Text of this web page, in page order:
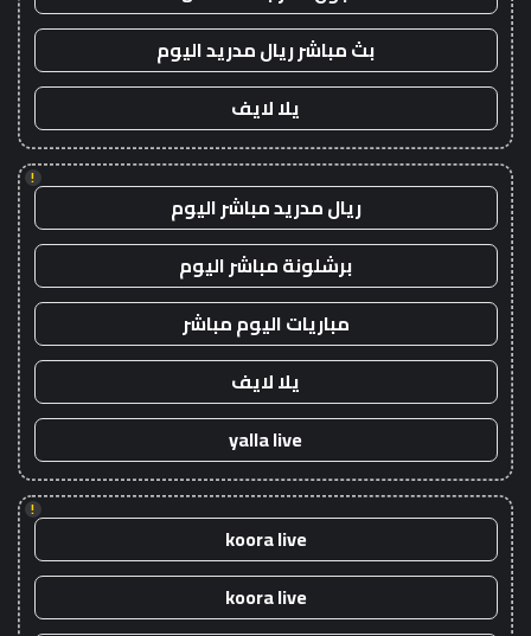
بث مباشر ريال مدريد اليوم
يلا لايف
!
ريال مدريد مباشر اليوم
برشلونة مباشر اليوم
مباريات اليوم مباشر
يلا لايف
yalla live
!
koora live
koora live